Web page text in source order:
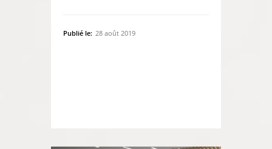
Publié le: 28 août 2019